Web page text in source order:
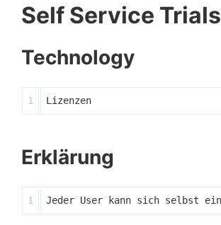
Self Service Trials
Technology
Erklärung